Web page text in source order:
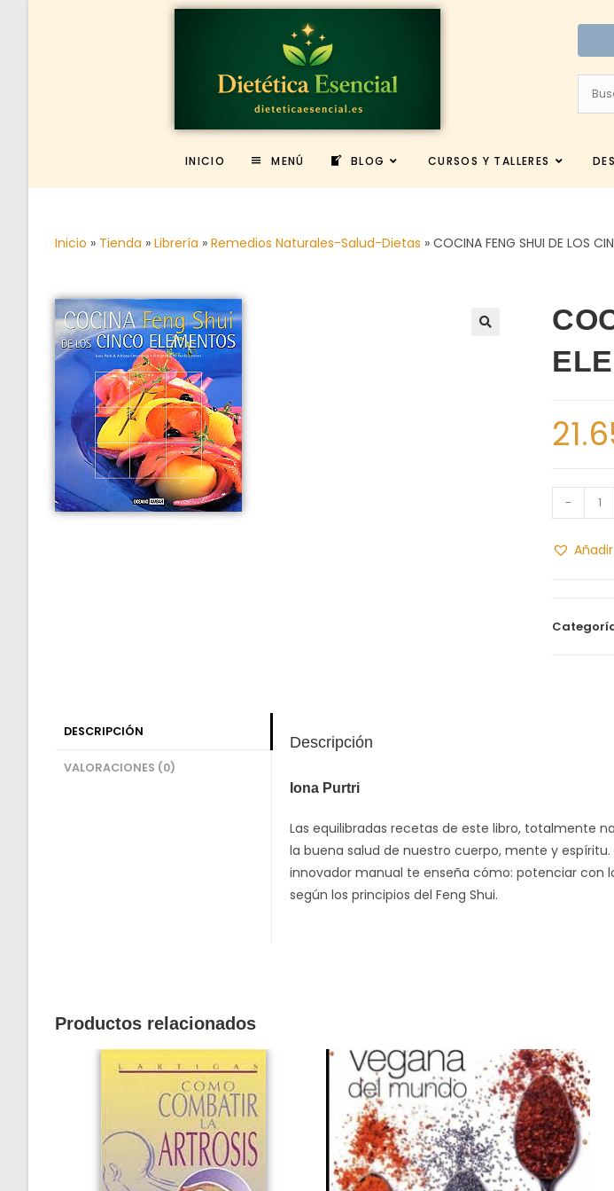
INICIO MENÚ BLOG CURSOS Y TALLERES
Inicio » Tienda » Librería » Remedios Naturales-Salud-Dietas » COCINA FENG SHUI DE LOS
-
DESCRIPCIÓN
VALORACIONES (0)
Descripción
Iona Purtri
Las equilibradas recetas de este libro, totalmente
la buena salud de nuestro cuerpo, mente y
innovador manual te enseña cómo: potenciar con
según los principios del Feng Shui.
Productos relacionados